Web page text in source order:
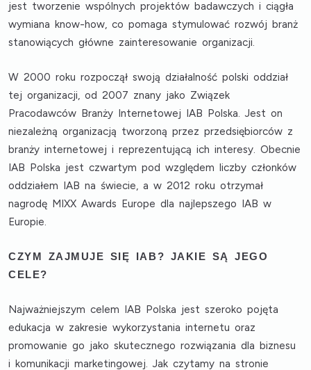
jest tworzenie wspólnych projektów badawczych i ciągła
wymiana know-how, co pomaga stymulować rozwój branż
stanowiących główne zainteresowanie organizacji.
W 2000 roku rozpoczął swoją działalność polski oddział
tej organizacji, od 2007 znany jako Związek
Pracodawców Branży Internetowej IAB Polska. Jest on
niezależną organizacją tworzoną przez przedsiębiorców z
branży internetowej i reprezentującą ich interesy. Obecnie
IAB Polska jestczwartym pod względem liczby członków
oddziałem IAB na świecie, a w 2012 roku otrzymał
nagrodę MIXX Awards Europe dlanajlepszego IAB w
Europie.
CZYM ZAJMUJE SIĘ IAB? JAKIE SĄ JEGO
CELE?
Najważniejszym celem IAB Polska jest szeroko pojęta
edukacja w zakresie wykorzystania internetu oraz
promowanie go jako skutecznego rozwiązania dla biznesu
i komunikacji marketingowej. Jak czytamy na stronie